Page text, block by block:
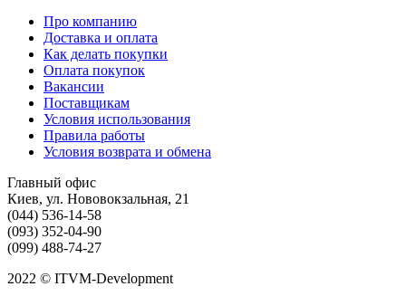
Про компанию
Доставка и оплата
Как делать покупки
Оплата покупок
Вакансии
Поставщикам
Условия использования
Правила работы
Условия возврата и обмена
Главный офис
Киев, ул. Нововокзальная, 21
(044) 536-14-58
(093) 352-04-90
(099) 488-74-27
2022 © ITVM-Development